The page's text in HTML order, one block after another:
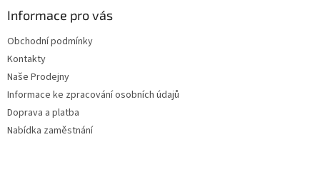
Informace pro vás
Obchodní podmínky
Kontakty
Naše Prodejny
Informace ke zpracování osobních údajů
Doprava a platba
Nabídka zaměstnání